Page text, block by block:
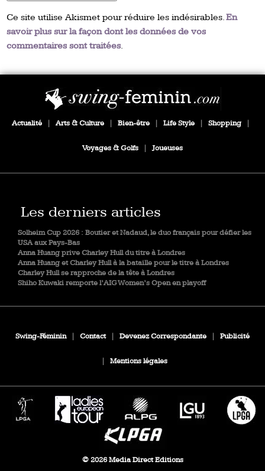
Ce site utilise Akismet pour réduire les indésirables.En
savoir plus sur la façon dont les données de vos
commentaires sont traitées.
Actualité | Arts & Culture | Bien-être | Life Style | Shopping |
Voyages & Golfs | Joueuses
Les derniers articles
Solheim Cup 2026 : Boutier et Nadaud, le duo français pour défier les
USA aux Pays-Bas
Anna Huang prive Charley Hull du titre à Londres
Anna Huang et Charley Hull à la bataille pour le titre à Londres
Charley Hull se rapproche de la tête à Londres
Shiho Kuwaki remporte l’AIG Women’s Open en playoff
Swing-Féminin | Contact | Devenez Correspondante | Publicité
| Mentions légales
© 2026 Media Direct Editions